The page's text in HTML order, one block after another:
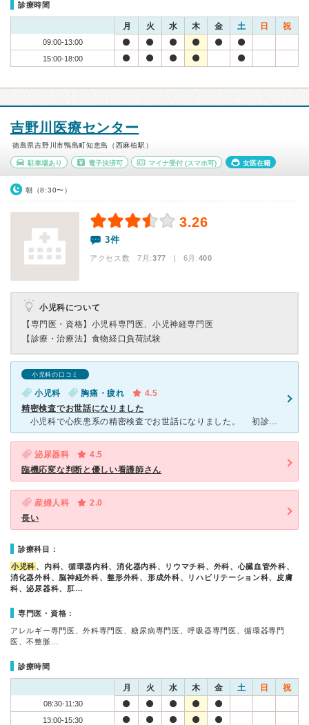
診療時間
月 火 水 木 金 土 日 祝
09:00-13:00
15:00-18:00
吉野川医療センター
徳島県吉野川市鴨島町知恵島（西麻植駅）
駐車場あり 電子決済可 マイナ受付 (スマホ可) 女医在籍
朝（8:30〜）
3.26
3件
アクセス数 7月:377 | 6月:400
小児科について
【専門医・資格】 小児科専門医、小児神経専門医
【診療・治療法】 食物経口負荷試験
小児科の口コミ
小児科 胸痛・疲れ
4.5
精密検査でお世話になりました
小児科で心疾患系の精密検査でお世話になりました。 初診の際は女医の方。 子どもは初めて不調になった部分できちんと伝えられないし、私は心配性で「思い過ごし」と言われたらどうしよう・・・と受診す
泌尿器科
4.5
臨機応変な判断と優しい看護師さん
産婦人科
2.0
長い
診療科目：
小児科 、内科、循環器内科、消化器内科、リウマチ科、外科、心臓血管外科、
消化器外科、脳神経外科、整形外科、形成外科、リハビリテーション科、皮膚
科、泌尿器科、肛…
専門医・資格：
アレルギー専門医、外科専門医、糖尿病専門医、呼吸器専門医、循環器専門
医、不整脈…
診療時間
月 火 水 木 金 土 日 祝
08:30-11:30
13:00-15:30